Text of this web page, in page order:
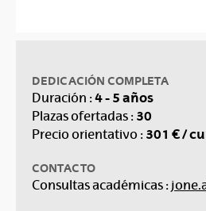
DEDICACIÓN COMPLETA
Duración : 4 - 5 años
Plazas ofertadas : 30
Precio orientativo : 301 € /
CONTACTO
Consultas académicas :